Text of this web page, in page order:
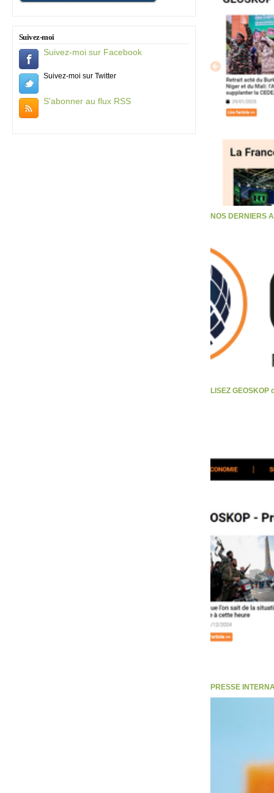
Suivez-moi
Suivez-moi sur Facebook
Suivez-moi sur Twitter
S'abonner au flux RSS
NOS DERNIERS
LISEZ GEOSKOP
PRESSE